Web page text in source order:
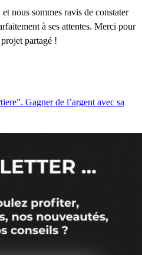
nous sommes ravis de constater
à ses attentes. Merci pour
partagé !
Gagner de l’argent avec sa